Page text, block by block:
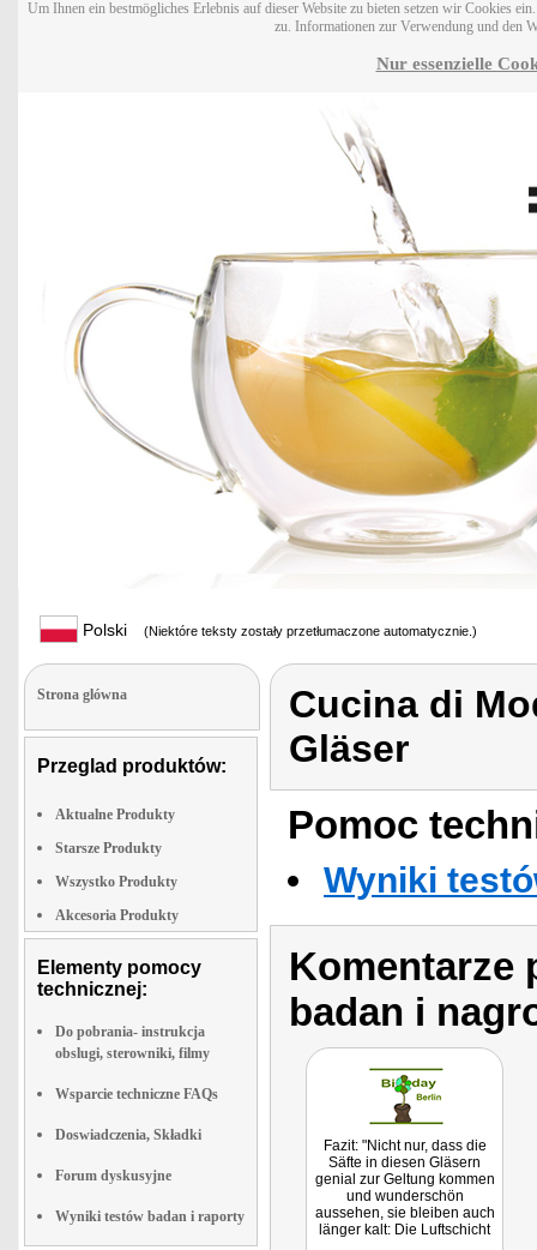
Um Ihnen ein bestmögliches Erlebnis auf dieser Website zu bieten setzen wir Cookies
zu. Informationen zur Verwendung und den
Nur essenzielle
Polski (Niektóre teksty zostały przetłumaczone automatycznie.)
Strona glówna
Przeglad produktów:
Aktualne Produkty
Starsze Produkty
Wszystko Produkty
Akcesoria Produkty
Elementy pomocy
technicznej:
Do pobrania- instrukcja
obslugi, sterowniki, filmy
Wsparcie techniczne FAQs
Doswiadczenia, Składki
Forum dyskusyjne
Wyniki testów badan i raporty
Cucina di
Gläser
Pomoc
Wyniki
Komentarze
badan i
Fazit: "Nicht nur, dass die
Säfte in diesen Gläsern
genial zur Geltung kommen
und wunderschön
aussehen, sie bleiben auch
länger kalt: Die Luftschicht